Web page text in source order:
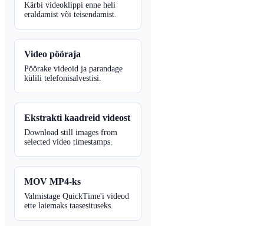
Kärbi videoklippi enne heli
eraldamist või teisendamist.
Video pööraja
Pöörake videoid ja parandage
külili telefonisalvestisi.
Ekstrakti kaadreid videost
Download still images from
selected video timestamps.
MOV MP4-ks
Valmistage QuickTime'i videod
ette laiemaks taasesituseks.